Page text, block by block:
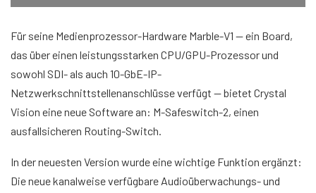
Für seine Medienprozessor-Hardware Marble-V1 — ein Board,
das über einen leistungsstarken CPU/GPU-Prozessor und
sowohl SDI- als auch 10-GbE-IP-
Netzwerkschnittstellenanschlüsse verfügt — bietet Crystal
Vision eine neue Software an: M-Safeswitch-2, einen
ausfallsicheren Routing-Switch.
In der neuesten Version wurde eine wichtige Funktion ergänzt:
Die neue kanalweise verfügbare Audioüberwachungs- und